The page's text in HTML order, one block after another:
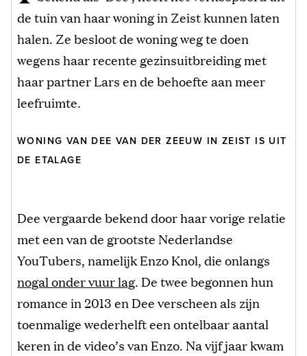
de tuin van haar woning in Zeist kunnen laten
halen. Ze besloot de woning weg te doen
wegens haar recente gezinsuitbreiding met
haar partner Lars en de behoefte aan meer
leefruimte.
WONING VAN DEE VAN DER ZEEUW IN ZEIST IS UIT
DE ETALAGE
Dee vergaarde bekend door haar vorige relatie
met een van de grootste Nederlandse
YouTubers, namelijk Enzo Knol, die onlangs
nogal onder vuur lag. De twee begonnen hun
romance in 2013 en Dee verscheen als zijn
toenmalige wederhelft een ontelbaar aantal
keren in de video’s van Enzo. Na vijf jaar kwam